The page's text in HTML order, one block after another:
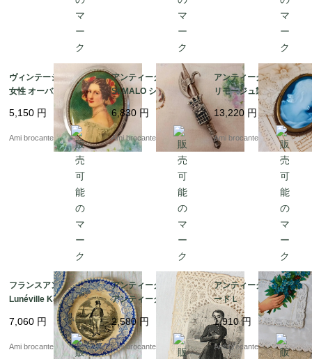
ヴィンテージブローチ
女性 オーバル メタル
5,150 円
Ami brocante
アンティークブローチ
St.MALO シルバーメタ
ル
6,830 円
Ami brocante
アンティークブローチ
リモージュ製カメオ×真
鍮 オーバル 藍色
13,220 円
Ami brocante
フランスアンティーク
Lunéville K&G リュネ
ビル トーキングプレー
ト ブルー B 直径17.5c
7,060 円
Ami brocante
アンティークカニヴェ
アンティークレースカ
ード コミュ二オンカー
ドa
2,580円
Ami brocante
アンティークポストカ
ードＬ
1,910円
Ami brocante